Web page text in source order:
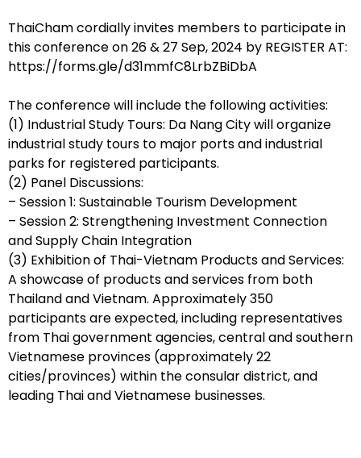
ThaiCham cordially invites members to participate in
this conference on 26 & 27 Sep, 2024 by REGISTER AT:
https://forms.gle/d31mmfC8LrbZBiDbA
The conference will include the following activities:
(1) Industrial Study Tours: Da Nang City will organize
industrial study tours to major ports and industrial
parks for registered participants.
(2) Panel Discussions:
– Session 1: Sustainable Tourism Development
– Session 2: Strengthening Investment Connection
and Supply Chain Integration
(3) Exhibition of Thai-Vietnam Products and Services:
A showcase of products and services from both
Thailand and Vietnam. Approximately 350
participants are expected, including representatives
from Thai government agencies, central and southern
Vietnamese provinces (approximately 22
cities/provinces) within the consular district, and
leading Thai and Vietnamese businesses.